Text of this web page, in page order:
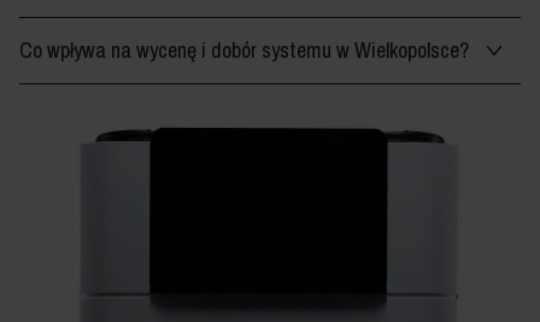
Co wpływa na wycenę i dobór systemu w Wielkopolsce?